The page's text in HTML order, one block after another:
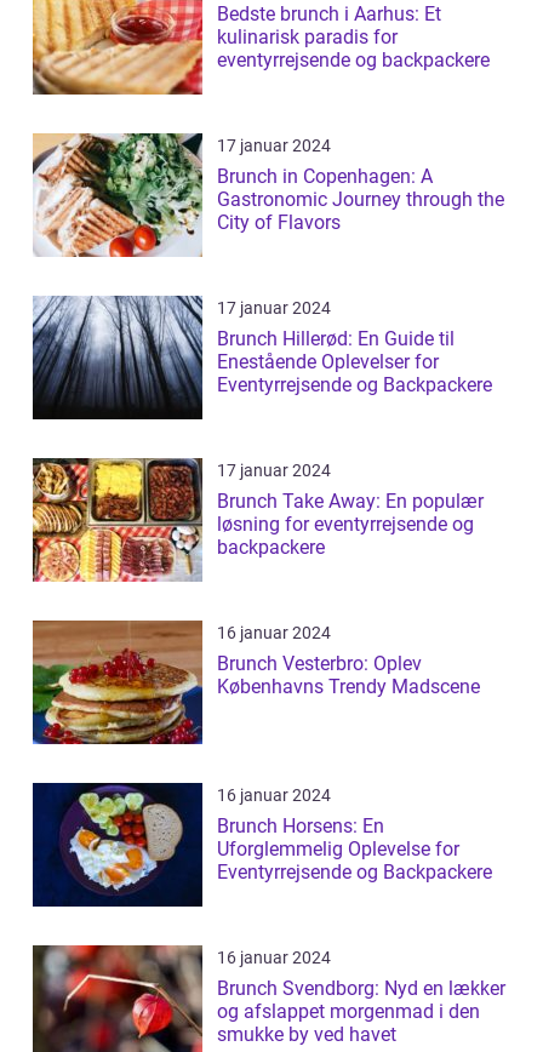
Bedste brunch i Aarhus: Et
kulinarisk paradis for
eventyrrejsende og backpackere
17 januar 2024
Brunch in Copenhagen: A
Gastronomic Journey through the
City of Flavors
17 januar 2024
Brunch Hillerød: En Guide til
Enestående Oplevelser for
Eventyrrejsende og Backpackere
17 januar 2024
Brunch Take Away: En populær
løsning for eventyrrejsende og
backpackere
16 januar 2024
Brunch Vesterbro: Oplev
Københavns Trendy Madscene
16 januar 2024
Brunch Horsens: En
Uforglemmelig Oplevelse for
Eventyrrejsende og Backpackere
16 januar 2024
Brunch Svendborg: Nyd en lækker
og afslappet morgenmad i den
smukke by ved havet